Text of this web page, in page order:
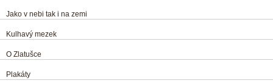
Jako v nebi tak i na zemi
Kulhavý mezek
O Zlatušce
Plakáty